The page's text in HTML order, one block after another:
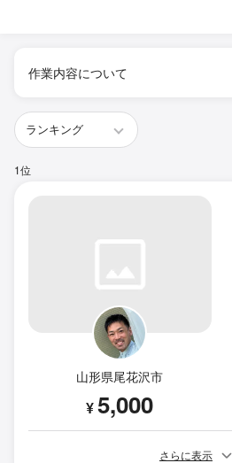
作業内容について
1位
山形県尾花沢市
¥5,000
さらに表示